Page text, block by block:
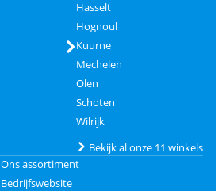
Hasselt
Hognoul
Kuurne
Mechelen
Olen
Schoten
Wilrijk
Bekijk al onze 11 winkels
Ons assortiment
Bedrijfswebsite